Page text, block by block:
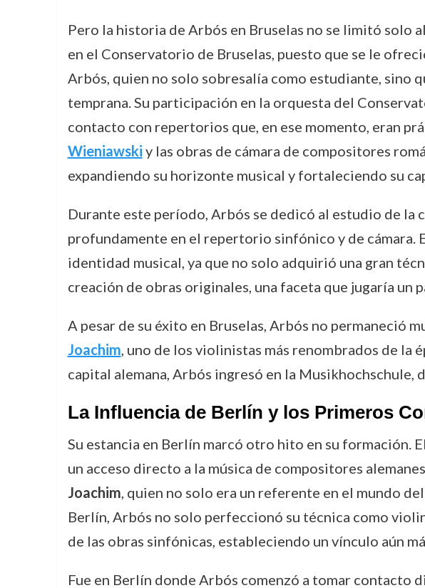
Pero la historia de Arbós en Bruselas no se limitó solo
en el Conservatorio de Bruselas, puesto que se le
Arbós, quien no solo sobresalía como estudiante, sino
temprana. Su participación en la orquesta del
contacto con repertorios que, en ese momento, eran
Wieniawski y las obras de cámara de compositores
expandiendo su horizonte musical y fortaleciendo su
Durante este período, Arbós se dedicó al estudio de la
profundamente en el repertorio sinfónico y de cámara.
identidad musical, ya que no solo adquirió una gran
creación de obras originales, una faceta que jugaría
A pesar de su éxito en Bruselas, Arbós no permaneció
Joachim, uno de los violinistas más renombrados de la
capital alemana, Arbós ingresó en la
La Influencia de Berlín y los Primeros
Su estancia en Berlín marcó otro hito en su formación.
un acceso directo a la música de compositores
Joachim, quien no solo era un referente en el mundo
Berlín, Arbós no solo perfeccionó su técnica como
de las obras sinfónicas, estableciendo un vínculo aún
Fue en Berlín donde Arbós comenzó a tomar contacto